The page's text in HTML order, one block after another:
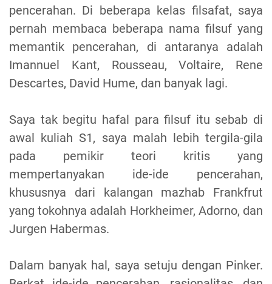
pencerahan. Di beberapa kelas filsafat, saya
pernah membaca beberapa nama filsuf yang
memantik pencerahan, di antaranya adalah
Imannuel Kant, Rousseau, Voltaire, Rene
Descartes, David Hume, dan banyak lagi.
Saya tak begitu hafal para filsuf itu sebab di
awal kuliah S1, saya malah lebih tergila-gila
pada pemikir teori kritis yang
mempertanyakan ide-ide pencerahan,
khususnya dari kalangan mazhab Frankfrut
yang tokohnya adalah Horkheimer, Adorno, dan
Jurgen Habermas.
Dalam banyak hal, saya setuju dengan Pinker.